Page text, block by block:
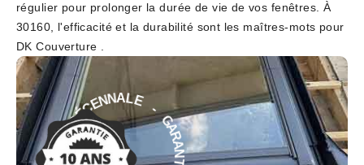
régulier pour prolonger la durée de vie de vos fenêtres. À
30160, l'efficacité et la durabilité sont les maîtres-mots pour
DK Couverture .
D
É
C
E
N
NALE - G A
R
A
N
T
I
E